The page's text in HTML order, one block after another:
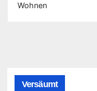
Wohnen
Versäumt